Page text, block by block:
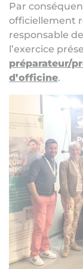
Par
officiellement
responsable
l’exercice
préparateur/
d’officine.